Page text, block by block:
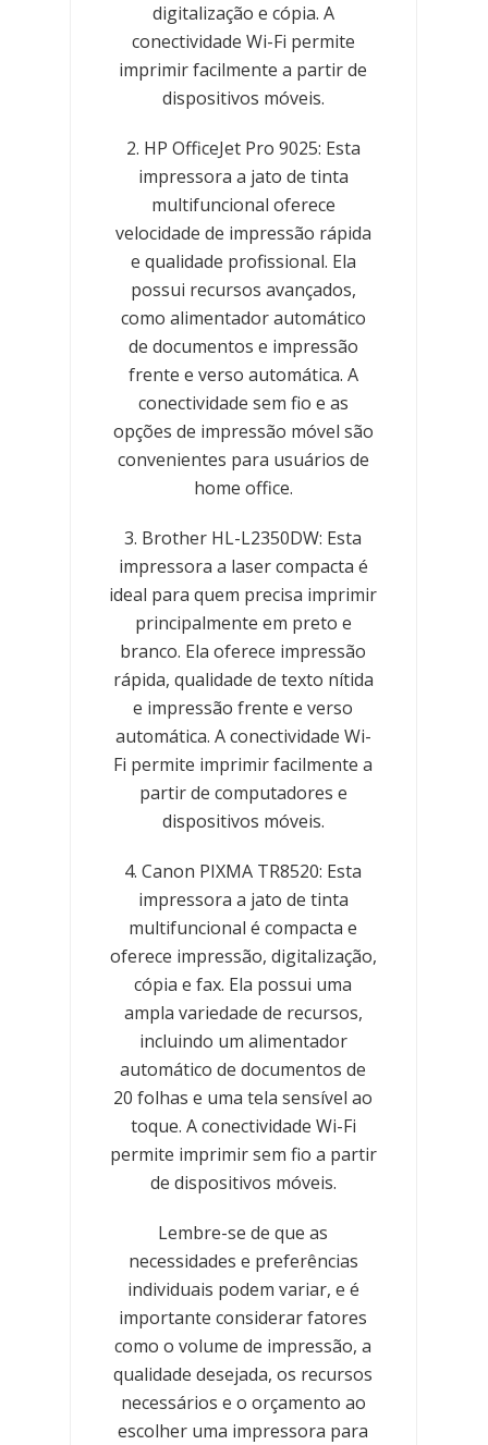
digitalização e cópia. A
conectividade Wi-Fi permite
imprimir facilmente a partir de
dispositivos móveis.
2. HP OfficeJet Pro 9025: Esta
impressora a jato de tinta
multifuncional oferece
velocidade de impressão rápida
e qualidade profissional. Ela
possui recursos avançados,
como alimentador automático
de documentos e impressão
frente e verso automática. A
conectividade sem fio e as
opções de impressão móvel são
convenientes para usuários de
home office.
3. Brother HL-L2350DW: Esta
impressora a laser compacta é
ideal para quem precisa imprimir
principalmente em preto e
branco. Ela oferece impressão
rápida, qualidade de texto nítida
e impressão frente e verso
automática. A conectividade Wi-
Fi permite imprimir facilmente a
partir de computadores e
dispositivos móveis.
4. Canon PIXMA TR8520: Esta
impressora a jato de tinta
multifuncional é compacta e
oferece impressão, digitalização,
cópia e fax. Ela possui uma
ampla variedade de recursos,
incluindo um alimentador
automático de documentos de
20 folhas e uma tela sensível ao
toque. A conectividade Wi-Fi
permite imprimir sem fio a partir
de dispositivos móveis.
Lembre-se de que as
necessidades e preferências
individuais podem variar, e é
importante considerar fatores
como o volume de impressão, a
qualidade desejada, os recursos
necessários e o orçamento ao
escolher uma impressora para